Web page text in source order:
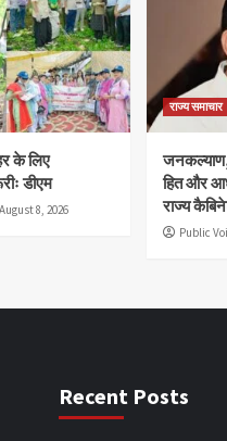
के लिए
डीएम
August 8, 2026
राज्य समाचार
जनकल्याण,
हित और
राज्य
Public
Recent Posts